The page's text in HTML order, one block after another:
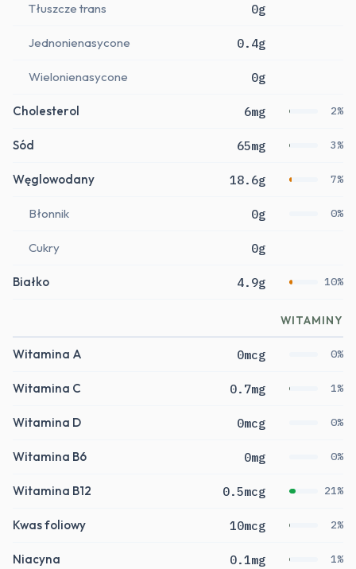
Tłuszcze trans 0g
Jednonienasycone 0.4g
Wielonienasycone 0g
Cholesterol 6mg 2%
Sód 65mg 3%
Węglowodany 18.6g 7%
Błonnik 0g 0%
Cukry 0g
Białko 4.9g 10%
WITAMINY
Witamina A 0mcg 0%
Witamina C 0.7mg 1%
Witamina D 0mcg 0%
Witamina B6 0mg 0%
Witamina B12 0.5mcg 21%
Kwas foliowy 10mcg 2%
Niacyna 0.1mg 1%